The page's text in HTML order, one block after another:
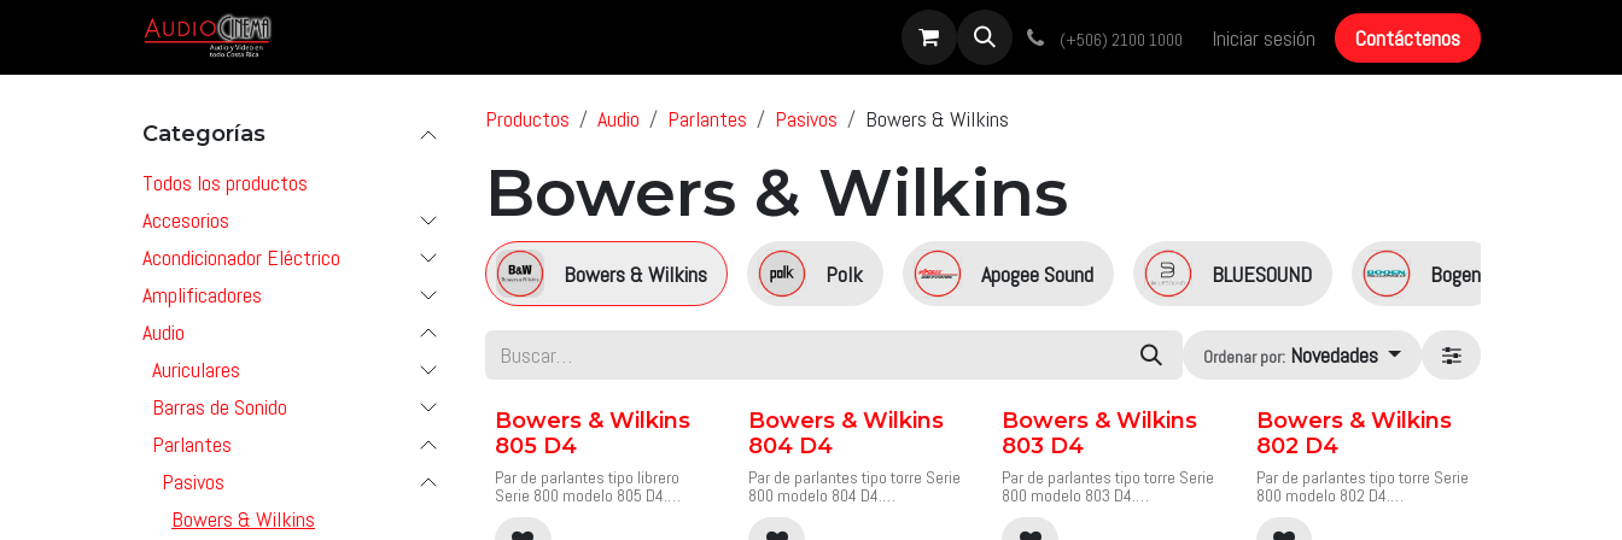
Sobre nosotros Noticias Historias de éxito Contáctenos
(+506) 2100 1000 Iniciar sesión Contáctenos
Categorías
Todos los productos
Accesorios
Acondicionador Eléctrico
Amplificadores
Audio
Auriculares
Barras de Sonido
Parlantes
Pasivos
Bowers & Wilkins
Productos Audio Parlantes Pasivos Bowers & Wilkins
Bowers & Wilkins
Bowers & Wilkins Polk Apogee Sound BLUESOUND Bogen
Ordenar por: Novedades
Bowers & Wilkins
805 D4
Par de parlantes tipo librero
Serie 800 modelo 805 D4.
es el modelo más compacto de
Bowers & Wilkins
804 D4
Par de parlantes tipo torre Serie
800 modelo 804 D4.
rendimiento de un altavoz de
Bowers & Wilkins
803 D4
Par de parlantes tipo torre Serie
800 modelo 803 D4.
incorpora todas las ventajas
Bowers & Wilkins
802 D4
Par de parlantes tipo torre Serie
800 modelo 802 D4.
las del emblemático 801 D4, el